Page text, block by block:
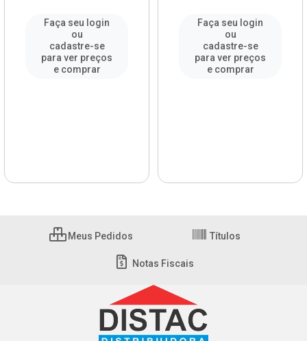
Faça seu login
ou
cadastre-se
para ver preços
e comprar
Faça seu login
ou
cadastre-se
para ver preços
e comprar
Meus Pedidos Títulos
Notas Fiscais